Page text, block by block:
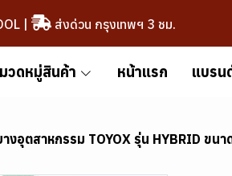
| ส่งด่วน กรุงเทพฯ 3 ชม.
วดหมู่สินค้า หน้าแรก แบรน
งอุตสาหกรรม TOYOX รุ่น HYBRID ขน